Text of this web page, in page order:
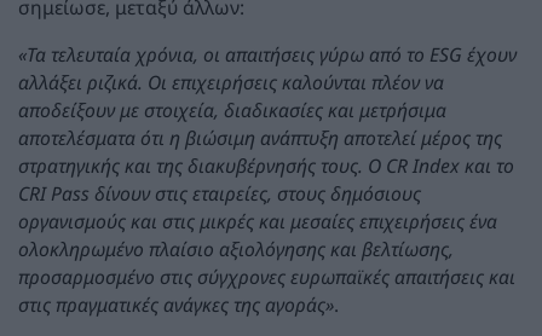
σημείωσε, μεταξύ άλλων:
«Τα τελευταία χρόνια, οι απαιτήσεις γύρω από το ESG έχουν
αλλάξει ριζικά. Οι επιχειρήσεις καλούνται πλέον να
αποδείξουν με στοιχεία, διαδικασίες και μετρήσιμα
αποτελέσματα ότι η βιώσιμη ανάπτυξη αποτελεί μέρος της
στρατηγικής και της διακυβέρνησής τους. Ο CR Index και το
CRI Pass δίνουν στις εταιρείες, στους δημόσιους
οργανισμούς και στις μικρές και μεσαίες επιχειρήσεις ένα
ολοκληρωμένο πλαίσιο αξιολόγησης και βελτίωσης,
προσαρμοσμένο στις σύγχρονες ευρωπαϊκές απαιτήσεις και
στις πραγματικές ανάγκες της αγοράς».